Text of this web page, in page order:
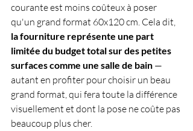
courante est moins coûteux à poser
qu'un grand format 60x120 cm. Cela dit,
la fourniture représente une part
limitée du budget total sur des petites
surfaces comme une salle de bain —
autant en profiter pour choisir un beau
grand format, qui fera toute la différence
visuellement et dont la pose ne coûte pas
beaucoup plus cher.